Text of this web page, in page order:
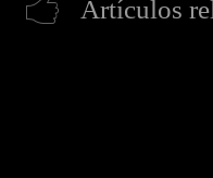
Artículos